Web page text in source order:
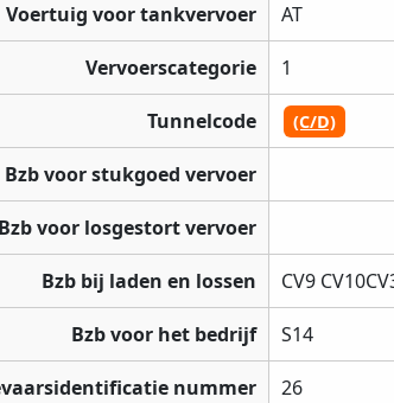
Voertuig voor tankvervoer AT
Vervoerscategorie 1
Tunnelcode (C/D)
Bzb voor stukgoed vervoer
voor losgestort vervoer
Bzb bij laden en lossen CV9
Bzb voor het bedrijf S14
nummer 26